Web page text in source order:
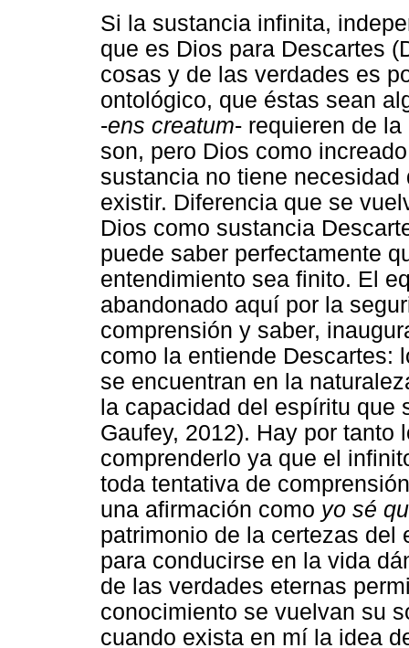
Si la sustancia infinita,
que es Dios para Descartes
cosas y de las verdades es
ontológico, que éstas sean
-ens creatum- requieren de
son, pero Dios como
sustancia no tiene
existir. Diferencia que se
Dios como sustancia
puede saber perfectamente
entendimiento sea finito. El
abandonado aquí por la
comprensión y saber,
como la entiende Descartes:
se encuentran en la
la capacidad del espíritu
Gaufey, 2012). Hay por tanto
comprenderlo ya que el
toda tentativa de
una afirmación como yo sé
patrimonio de la certezas
para conducirse en la vida
de las verdades eternas
conocimiento se vuelvan su
cuando exista en mí la idea